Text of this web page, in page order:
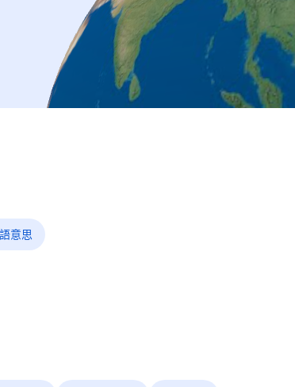
意思